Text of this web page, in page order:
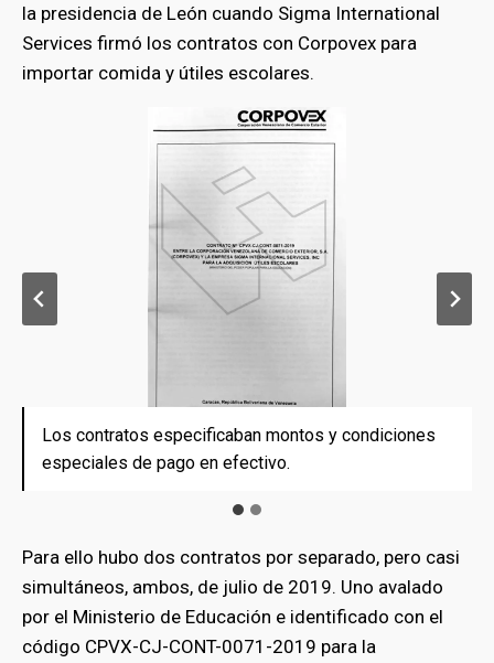
la presidencia de León cuando Sigma International
Services firmó los contratos con Corpovex para
importar comida y útiles escolares.
Los contratos especificaban montos y condiciones
especiales de pago en efectivo.
Los contratos especificaban montos y condiciones
especiales de pago en efectivo.
Para ello hubo dos contratos por separado, pero casi
simultáneos, ambos, de julio de 2019. Uno avalado
por el Ministerio de Educación e identificado con el
código CPVX-CJ-CONT-0071-2019 para la